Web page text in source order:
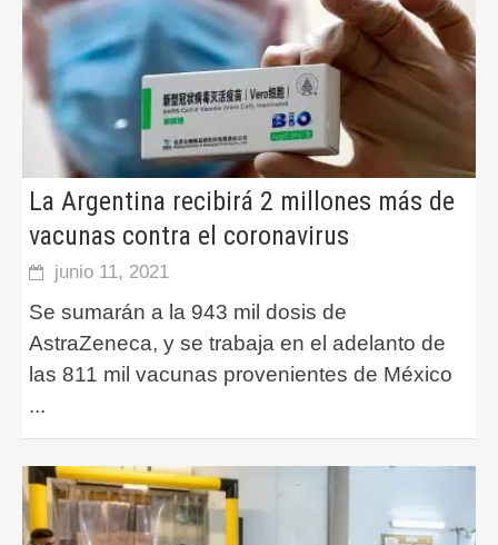
La Argentina recibirá 2 millones más de
vacunas contra el coronavirus
junio 11, 2021
Se sumarán a la 943 mil dosis de
AstraZeneca, y se trabaja en el adelanto de
las 811 mil vacunas provenientes de México
...